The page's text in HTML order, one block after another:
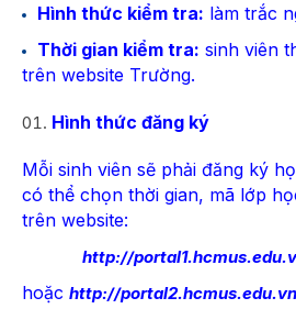
Hình thức kiểm tra: làm trắc
Thời gian kiểm tra: sinh viên
trên website Trường.
Hình thức đăng ký
Mỗi sinh viên sẽ phải đăng ký
có thể chọn thời gian, mã lớp
trên website:
http://
hoặc http://portal2.hcmus.edu.vn